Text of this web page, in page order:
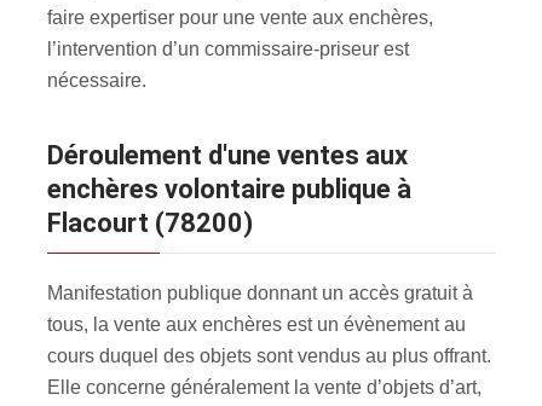
faire expertiser pour une vente aux enchères,
l’intervention d’un commissaire-priseur est
nécessaire.
Déroulement d'une ventes aux
enchères volontaire publique à
Flacourt (78200)
Manifestation publique donnant un accès gratuit à
tous, la vente aux enchères est un évènement au
cours duquel des objets sont vendus au plus offrant.
Elle concerne généralement la vente d’objets d’art,